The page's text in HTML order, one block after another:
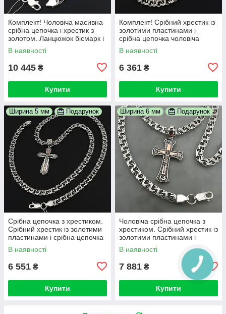
Комплект! Чоловіча масивна
срібна цепочка і хрестик з
золотом. Ланцюжок бісмарк і
хрестик з золотою накладкою
В наявності
10 445 ₴
Купити
Комплект! Срібний хрестик із
золотими пластинами і
срібна цепочка чоловіча
бісмарк. Срібна цепочка з
хрестиком
В наявності
6 361 ₴
Купити
Ширина 5 мм Подарунок
Срібна цепочка з хрестиком.
Срібний хрестик із золотими
пластинами і срібна цепочка
чоловіча бісмарк 55 см
В наявності
6 551 ₴
Купити
Ширина 6 мм Подарунок
Чоловіча срібна цепочка з
хрестиком. Срібний хрестик із
золотими пластинами і
срібна цепочка чоловіча
В наявності
7 881 ₴
Купити